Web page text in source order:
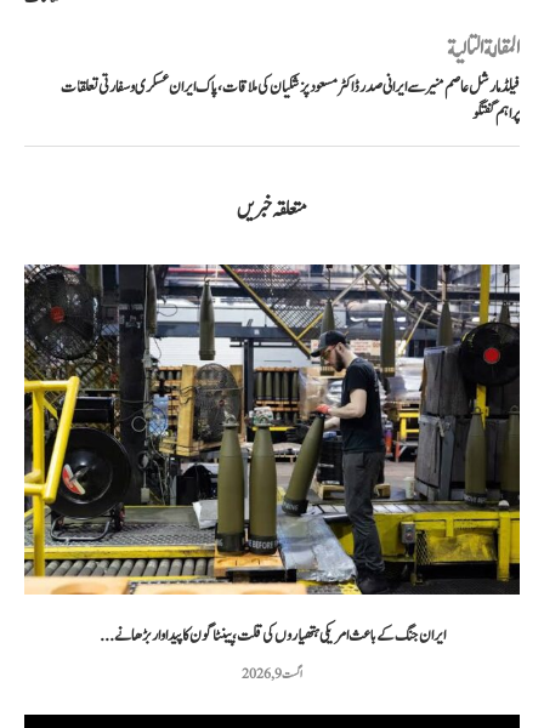
المقالة التالية
فیلڈ مارشل عاصم منیر سے ایرانی صدر ڈاکٹر مسعود پزشکیان کی ملاقات، پاک ایران عسکری و سفارتی تعلقات
پر اہم گفتگو
متعلقہ خبریں
ایران جنگ کے باعث امریکی ہتھیاروں کی قلت، پینٹاگون کا پیداوار بڑھانے...
اگست 9, 2026